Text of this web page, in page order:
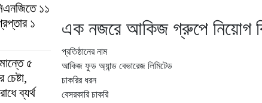
১১
১
৫
ব্যর্থ
এক নজরে আকিজ গ্রুপে নিয়োগ
প্রতিষ্ঠানের নাম
আকিজ ফুড অ্যান্ড বেভারেজ লিমিটেড
চাকরির ধরন
বেসরকারি চাকরি